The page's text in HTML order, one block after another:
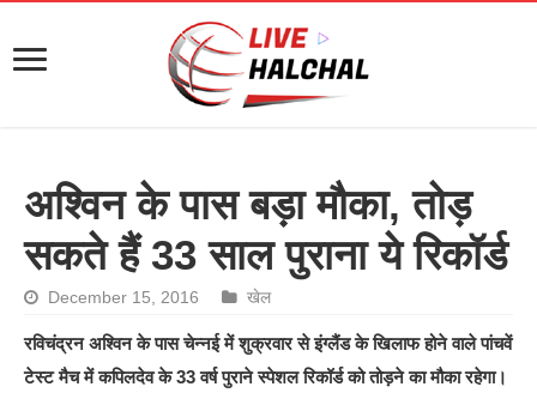
अश्विन के पास बड़ा मौका, तोड़
सकते हैं 33 साल पुराना ये रिकॉर्ड
December 15, 2016 खेल
रविचंद्रन अश्विन के पास चेन्नई में शुक्रवार से इंग्लैंड के खिलाफ होने वाले पांचवें
टेस्ट मैच में कपिलदेव के 33 वर्ष पुराने स्पेशल रिकॉर्ड को तोड़ने का मौका रहेगा।